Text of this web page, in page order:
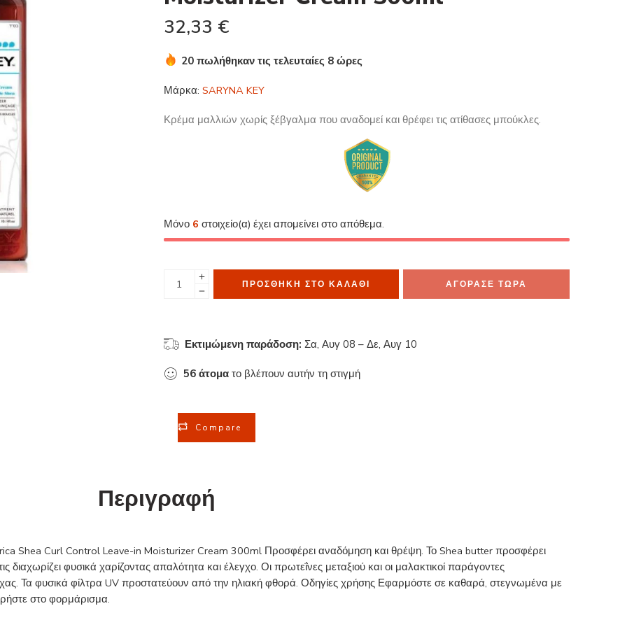
32,33 €
20 πωλήθηκαν τις τελευταίες 8 ώρες
Μάρκα: SARYNA KEY
Κρέμα μαλλιών χωρίς ξέβγαλμα που αναδομεί και θρέφει τις ατίθασες μπούκλες.
Μόνο 6 στοιχείο(α) έχει απομείνει στο απόθεμα.
ΠΡΟΣΘΉΚΗ ΣΤΟ ΚΑΛΆΘΙ ΑΓΟΡΑΣΕ ΤΩΡΑ
Εκτιμώμενη παράδοση: Σα, Αυγ 08 – Δε, Αυγ 10
56 άτομα το βλέπουν αυτήν τη στιγμή
Compare
Περιγραφή
Shea Curl Control Leave-in Moisturizer Cream 300ml Προσφέρει αναδόμηση και θρέψη. Το Shea butter προσφέρει
διαχωρίζει φυσικά χαρίζοντας απαλότητα και έλεγχο. Οι πρωτεΐνες μεταξιού και οι μαλακτικοί παράγοντες
Τα φυσικά φίλτρα UV προστατεύουν από την ηλιακή φθορά. Οδηγίες χρήσης Εφαρμόστε σε καθαρά, στεγνωμένα με
στο φορμάρισμα.